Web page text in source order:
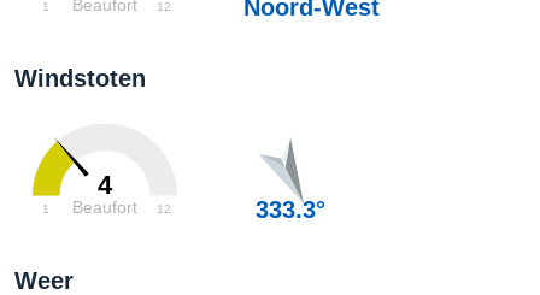
Beaufort
1 12 Noord-West
Windstoten
4
Beaufort
1 12 333.3°
Weer